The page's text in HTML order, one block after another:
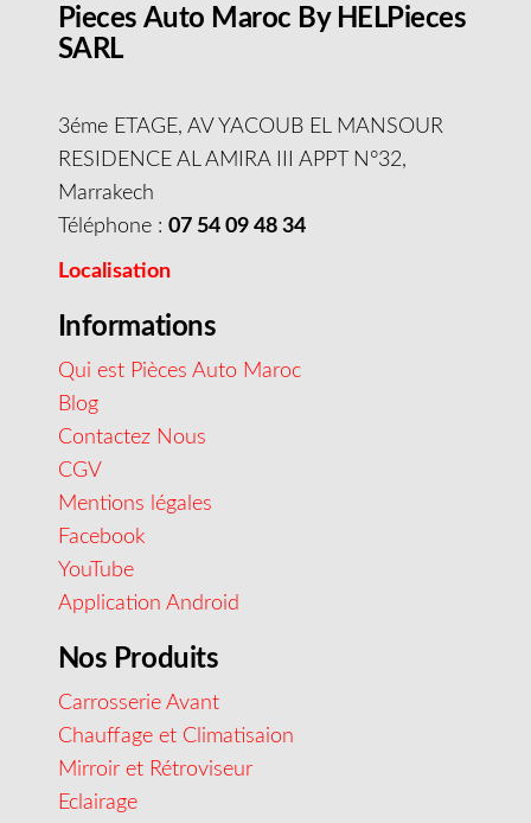
Pieces Auto Maroc By HELPieces
SARL
3éme ETAGE, AV YACOUB EL MANSOUR
RESIDENCE AL AMIRA III APPT N°32,
Marrakech
Téléphone : 07 54 09 48 34
Localisation
Informations
Qui est Pièces Auto Maroc
Blog
Contactez Nous
CGV
Mentions légales
Facebook
YouTube
Application Android
Nos Produits
Carrosserie Avant
Chauffage et Climatisaion
Mirroir et Rétroviseur
Eclairage